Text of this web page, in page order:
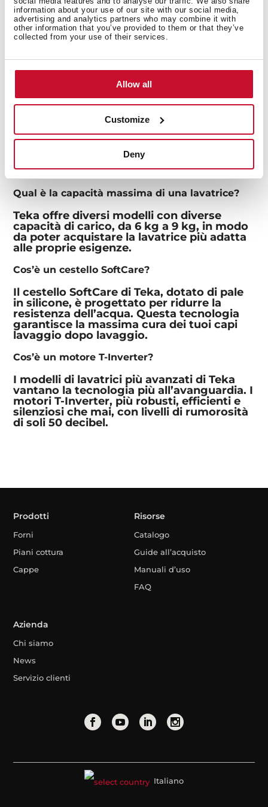
information about your use of our site with our social media,
advertising and analytics partners who may combine it with
other information that you’ve provided to them or that they’ve
collected from your use of their services.
Allow all
Customize
Deny
Lavatrici a libera installazione
I modelli più avanzati della gamma di
dotati di motori T-Inverter, che offrono una
maggiore durata ed efficienza riducendo al
minimo il rumore, appena 50 decibel.
Acquistando una lavatrice a libera
installazione, potrai usufruire di 15 diversi
programmi di lavaggio. Dovrai quindi solo
scegliere quello più adatto al momento, da
un programma super rapido di 12 minuti a
programmi antiallergici e programmi
specifici in base al tipo di macchia, come
macchie di olio e caffè.
Qual è la capacità massima di una lavatrice?
Teka offre diversi modelli con diverse
capacità di carico, da 6 kg a 9 kg, in modo
da poter acquistare la lavatrice più adatta
alle proprie esigenze.
Cos’è un cestello SoftCare?
Il cestello SoftCare di Teka, dotato di pale
in silicone, è progettato per ridurre la
resistenza dell’acqua. Questa tecnologia
garantisce la massima cura dei tuoi capi
lavaggio dopo lavaggio.
Cos’è un motore T-Inverter?
I modelli di lavatrici più avanzati di Teka
vantano la tecnologia più all’avanguardia. I
motori T-Inverter, più robusti, efficienti e
silenziosi che mai, con livelli di rumorosità
di soli 50 decibel.
Prodotti
Forni
Piani cottura
Cappe
Risorse
Catalogo
Guide all’acquisto
Manuali d’uso
FAQ
Azienda
Chi siamo
News
Servizio clienti
Italiano